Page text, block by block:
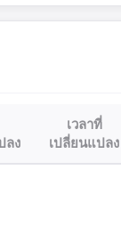
ลง
เวลาที่
เปลี่ยนแปลง